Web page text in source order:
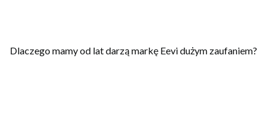
Dlaczego mamy od lat darzą markę Eevi dużym zaufaniem?